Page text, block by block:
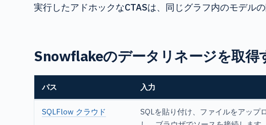
実行したアドホックなCTASは、同じグラフ内のモデルの
Snowflakeのデータリネージを取得
パス 入力
SQLFlow クラウド
SQLを貼り付け、ファイルをアップ